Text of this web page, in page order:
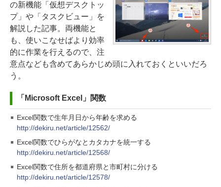
の新機能「仮想デスクトッ
プ」や「タスクビュー」を
解説した記事。両機能と
も、使いこなせばより効率
的に作業を行えるので、注
意点なども含めてあらかじめ頭に入れておくといいだろ
う。
「Microsoft Excel」関数
Excel関数で生年月日から年齢を求める
http://dekiru.net/article/12562/
Excel関数でひらがなとカタカナを統一する
http://dekiru.net/article/12568/
Excel関数で住所を都道府県と市町村に分ける
http://dekiru.net/article/12578/